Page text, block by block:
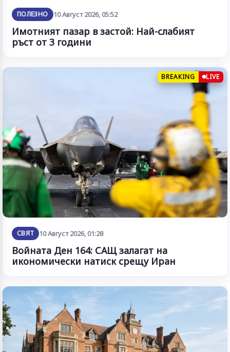
ПОЛЕЗНО 10 Август 2026, 05:52
Имотният пазар в застой: Най-слабият
ръст от 3 години
BREAKING LIVE
СВЯТ 10 Август 2026, 01:28
Войната Ден 164: САЩ залагат на
икономически натиск срещу Иран